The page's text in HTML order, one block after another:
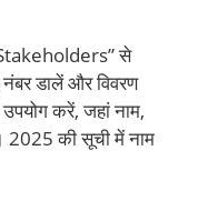
से
डालें और विवरण
करें, जहां नाम,
2025 की सूची में नाम